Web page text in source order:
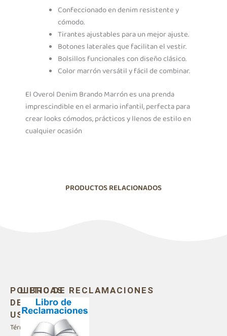
Confeccionado en denim resistente y
cómodo.
Tirantes ajustables para un mejor ajuste.
Botones laterales que facilitan el vestir.
Bolsillos funcionales con diseño clásico.
Color marrón versátil y fácil de combinar.
El Overol Denim Brando Marrón es una prenda
imprescindible en el armario infantil, perfecta para
crear looks cómodos, prácticos y llenos de estilo en
cualquier ocasión
PRODUCTOS RELACIONADOS
POLITICAS
DE
USO
Términos y
LIBRO DE RECLAMACIONES